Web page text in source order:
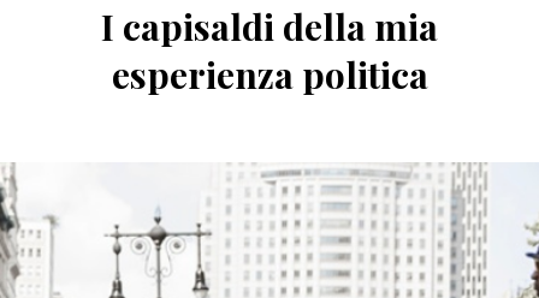
I capisaldi della mia
esperienza politica